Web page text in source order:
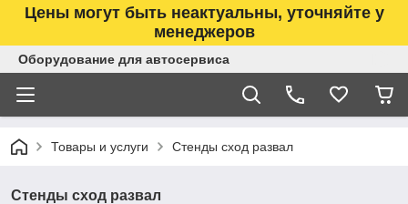
Цены могут быть неактуальны, уточняйте у
менеджеров
Оборудование для автосервиса
Товары и услуги Стенды сход развал
Стенды сход развал